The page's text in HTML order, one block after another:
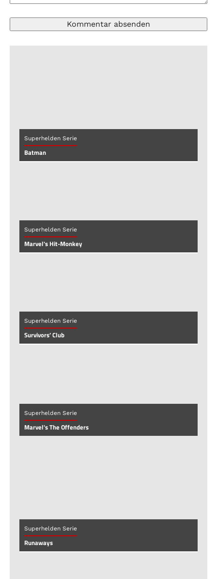
Superhelden Serie
Batman
Superhelden Serie
Marvel's Hit-Monkey
Superhelden Serie
Survivors’ Club
Superhelden Serie
Marvel's The Offenders
Superhelden Serie
Runaways